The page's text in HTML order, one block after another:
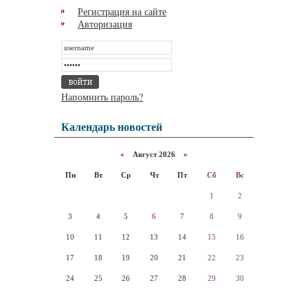
Регистрация на сайте
Авторизация
Напомнить пароль?
Календарь новостей
« Август 2026 »
Пн Вт Ср Чт Пт Сб Вс
1 2
3 4 5 6 7 8 9
10 11 12 13 14 15 16
17 18 19 20 21 22 23
24 25 26 27 28 29 30